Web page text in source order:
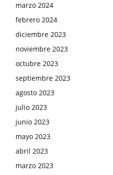
marzo 2024
febrero 2024
diciembre 2023
noviembre 2023
octubre 2023
septiembre 2023
agosto 2023
julio 2023
junio 2023
mayo 2023
abril 2023
marzo 2023